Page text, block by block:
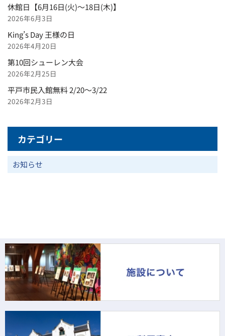
休館日【6月16日(火)～18日(木)】
2026年6月3日
King’s Day 王様の日
2026年4月20日
第10回シューレン大会
2026年2月25日
平戸市民入館無料 2/20～3/22
2026年2月3日
カテゴリー
お知らせ